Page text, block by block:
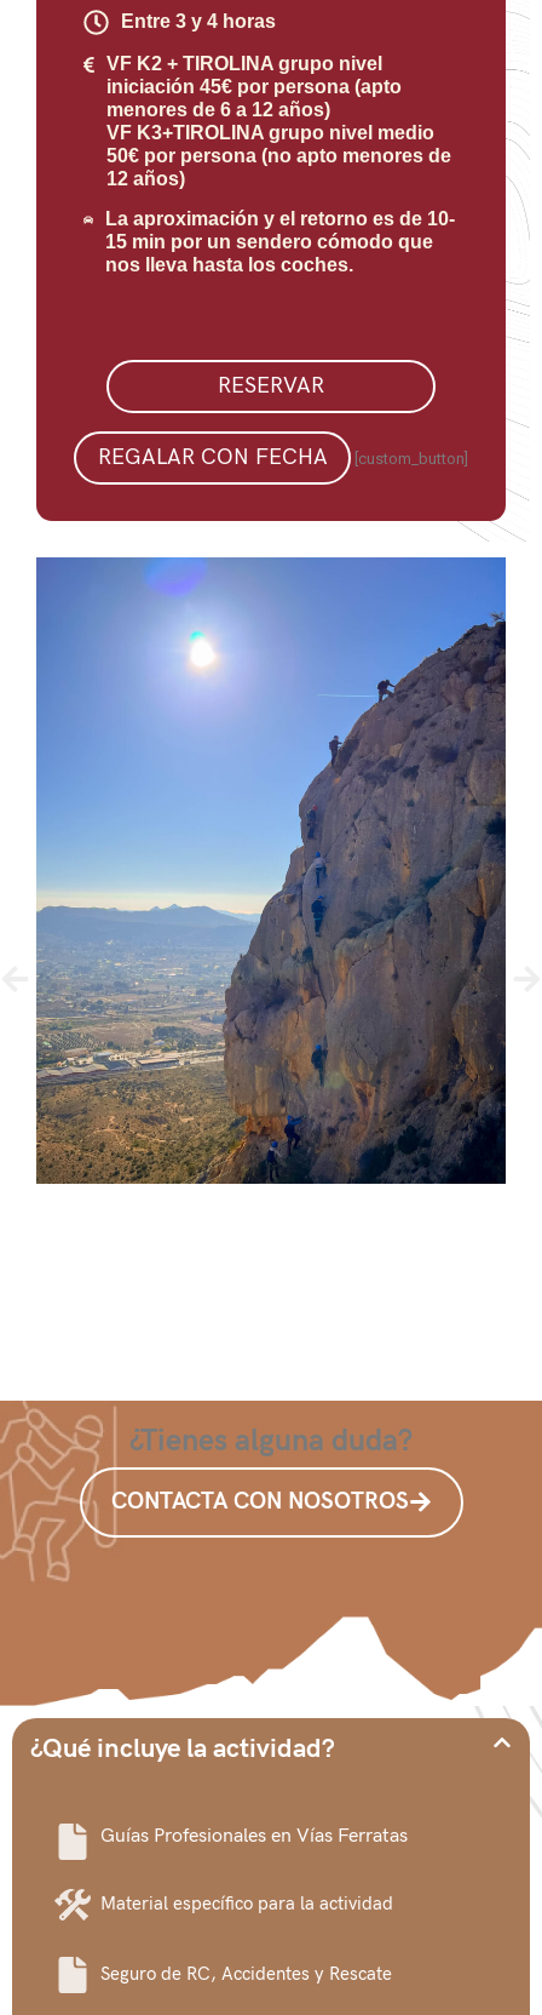
Entre 3 y 4 horas
VF K2 + TIROLINA grupo nivel
iniciación 45€ por persona (apto
menores de 6 a 12 años)
VF K3+TIROLINA grupo nivel medio
50€ por persona (no apto menores de
12 años)
La aproximación y el retorno es de 10-
15 min por un sendero cómodo que
nos lleva hasta los coches.
RESERVAR
REGALAR CON FECHA [custom_button]
¿Tienes alguna duda?
CONTACTA CON NOSOTROS
¿Qué incluye la actividad?
Guías Profesionales en Vías Ferratas
Material específico para la actividad
Seguro de RC, Accidentes y Rescate